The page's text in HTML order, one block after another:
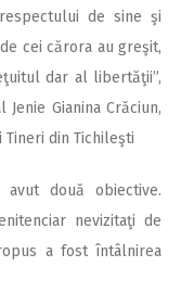
de sine şi
cei cărora au greşit,
dar al libertăţii”,
Gianina Crăciun,
din Tichileşti
avut două obiective.
nevizitaţi de
a fost întâlnirea